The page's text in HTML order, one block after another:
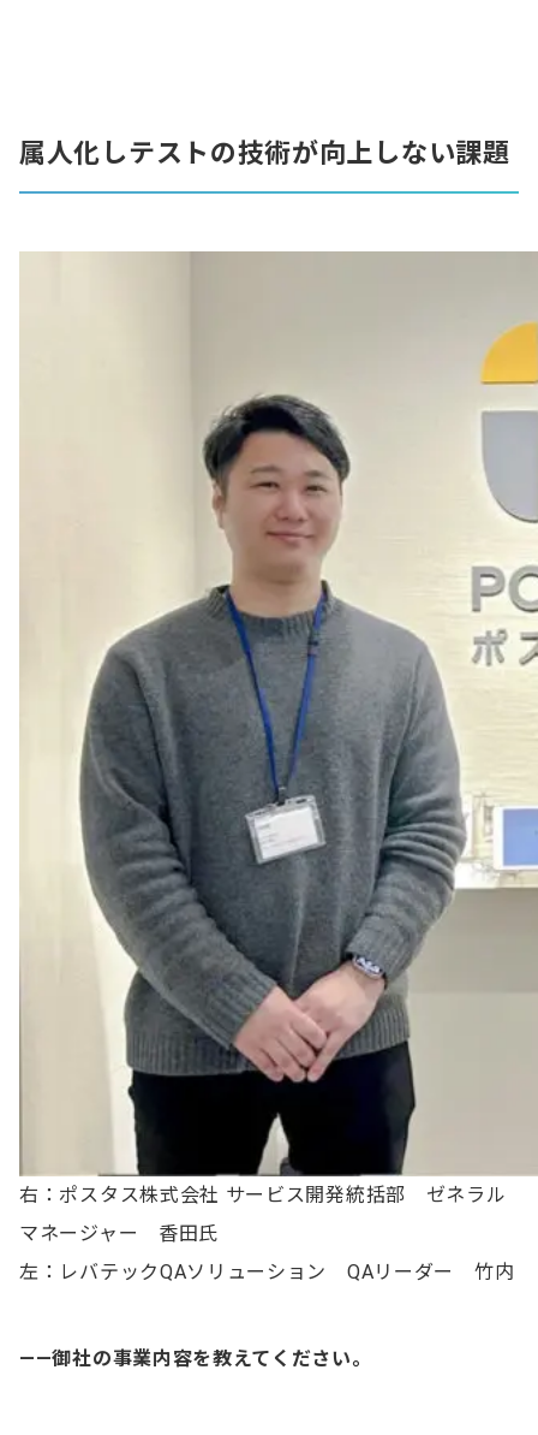
属人化しテストの技術が向上しない課題
右：ポスタス株式会社 サービス開発統括部 ゼネラル
マネージャー 香田氏
左：レバテックQAソリューション QAリーダー 竹内
——御社の事業内容を教えてください。